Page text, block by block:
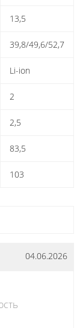
13,5
39,8/49,6/52,7
Li-ion
2
2,5
83,5
103
04.06.2026